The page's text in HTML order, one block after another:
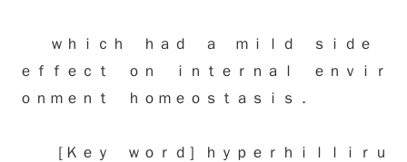
ｗｈｉｃｈ ｈａｄ ａ ｍｉｌｄ ｓｉｄｅ
ｅｆｆｅｃｔ ｏｎ ｉｎｔｅｒｎａｌ ｅｎｖｉｒ
ｏｎｍｅｎｔ ｈｏｍｅｏｓｔａｓｉｓ．
［Ｋｅｙ ｗｏｒｄ］ｈｙｐｅｒｈｉｌｌｉｒｕ